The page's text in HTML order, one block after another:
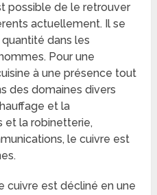
possible de le retrouver
actuellement. Il se
dans les
Pour une
à une présence tout
des domaines divers
et la
et la robinetterie,
le cuivre est
cuivre est décliné en une